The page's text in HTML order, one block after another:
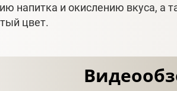
напитка и окислению вкуса, а
цвет.